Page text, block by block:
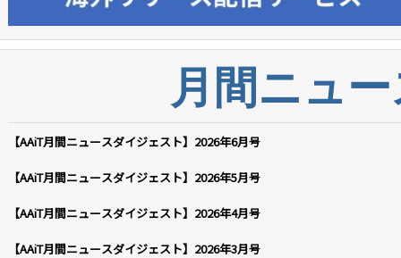
月間ニュ
【AAiT月間ニュースダイジェスト】2026年6月号
【AAiT月間ニュースダイジェスト】2026年5月号
【AAiT月間ニュースダイジェスト】2026年4月号
【AAiT月間ニュースダイジェスト】2026年3月号